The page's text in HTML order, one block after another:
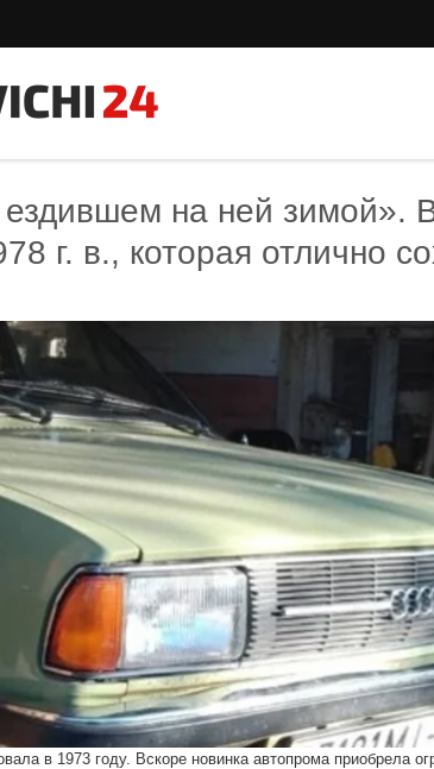
на ней зимой».
г. в., которая отлично
в 1973 году. Вскоре новинка автопрома приобрела